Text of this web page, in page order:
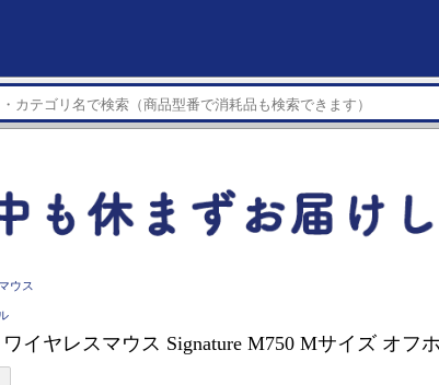
マウス
イヤレスマウス Signature M750 Mサイズ オフ